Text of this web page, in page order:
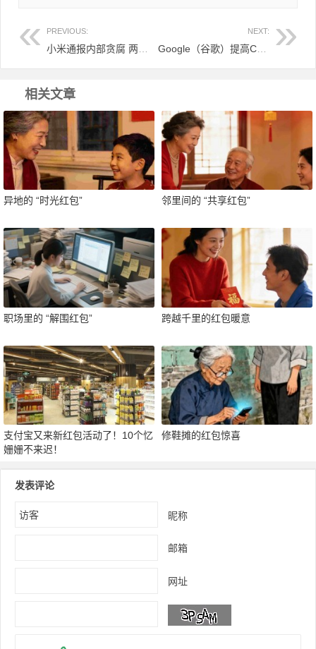
PREVIOUS: NEXT:
Google（谷歌）提高Chrome高危漏洞赏金：最多给30000美刀
相关文章
异地的 “时光红包” 邻里间的 “共享红包”
职场里的 “解围红包” 跨越千里的红包暖意
支付宝又来新红包活动了！10个忆
姗姗不来迟！
修鞋摊的红包惊喜
发表评论
昵称
邮箱
网址